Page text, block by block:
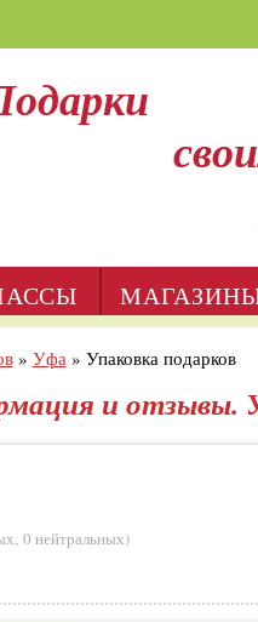
» Уфа» Упаковка подарков
и отзывы.
, 0 нейтральных)